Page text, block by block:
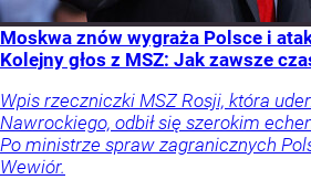
Moskwa znów wygraża Polsce i
Kolejny głos z MSZ: Jak zawsze
Wpis rzeczniczki MSZ Rosji, która
Nawrockiego, odbił się szerokim
Po ministrze spraw zagranicznych
Wewiór.